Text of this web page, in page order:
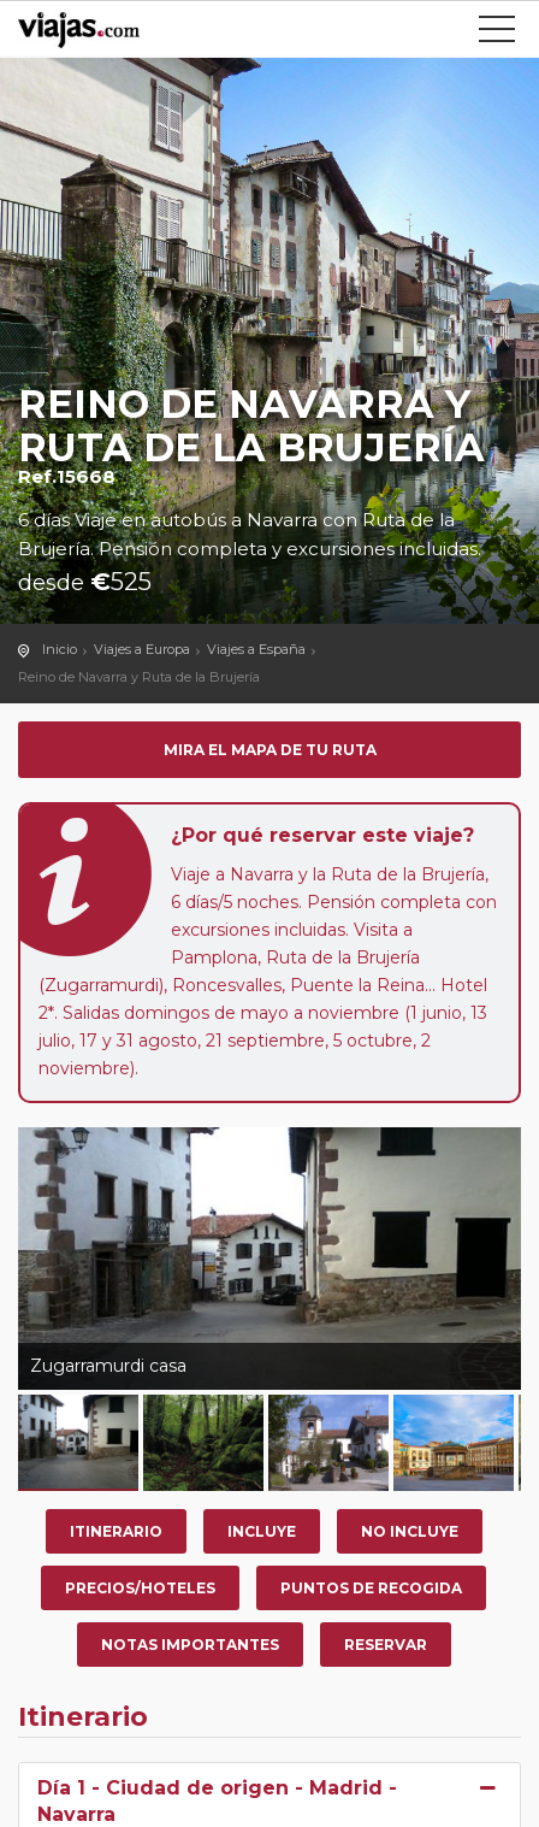
REINO DE NAVARRA Y
RUTA DE LA BRUJERÍA
Ref.15668
6 días Viaje en autobús a Navarra con Ruta de la
Brujería. Pensión completa y excursiones incluidas.
desde €525
Inicio Viajes a Europa
Viajes a España
Reino de Navarra y Ruta de la Brujería
MIRA EL MAPA DE TU RUTA
¿Por qué reservar este viaje?
Viaje a Navarra y la Ruta de la Brujería,
6 días/5 noches. Pensión completa con
excursiones incluidas. Visita a
Pamplona, Ruta de la Brujería
(Zugarramurdi), Roncesvalles, Puente la Reina... Hotel
2*. Salidas domingos de mayo a noviembre (1 junio, 13
julio, 17 y 31 agosto, 21 septiembre, 5 octubre, 2
noviembre).
Zugarramurdi casa
ITINERARIO INCLUYE NO INCLUYE
PRECIOS/HOTELES PUNTOS DE RECOGIDA
NOTAS IMPORTANTES RESERVAR
Itinerario
Día 1 - Ciudad de origen - Madrid -
Navarra